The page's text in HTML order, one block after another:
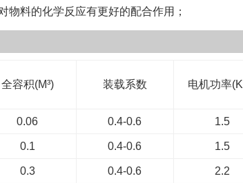
料的化学反应有更好的配合作用；
全容积(M³) 装载系数 电机功率
0.06 0.4-0.6 1.5
0.1 0.4-0.6 1.5
0.3 0.4-0.6 2.2